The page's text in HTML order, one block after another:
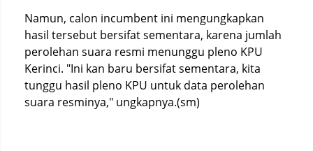
Namun, calon incumbent ini mengungkapkan
hasil tersebut bersifat sementara, karena jumlah
perolehan suara resmi menunggu pleno KPU
Kerinci. "Ini kan baru bersifat sementara, kita
tunggu hasil pleno KPU untuk data perolehan
suara resminya," ungkapnya.(sm)